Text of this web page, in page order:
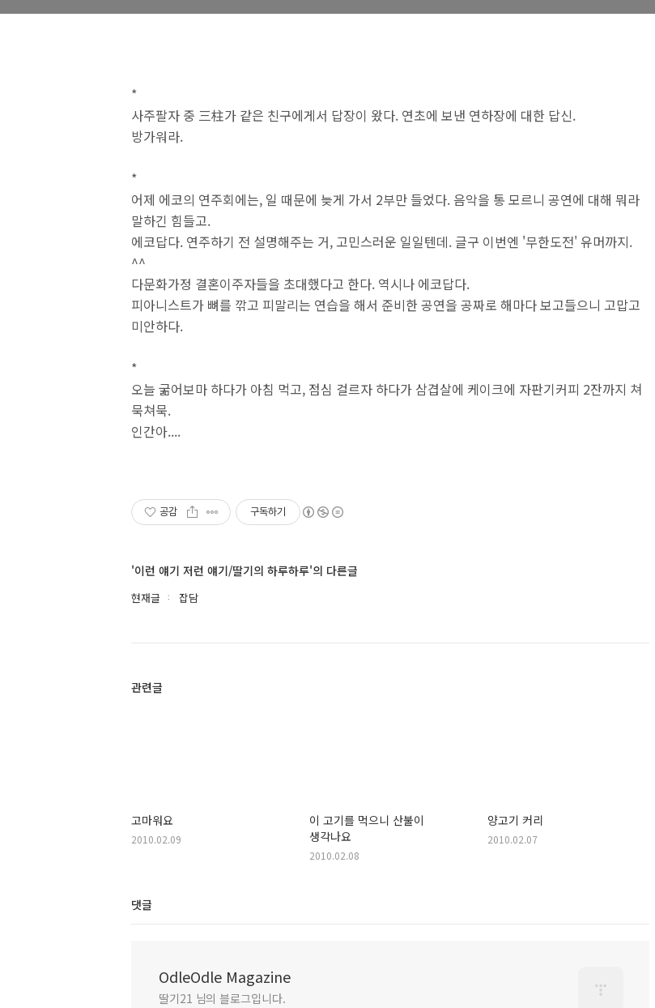
*
사주팔자 중 三柱가 같은 친구에게서 답장이 왔다. 연초에 보낸 연하장에 대한 답신.
방가워라.
*
어제 에코의 연주회에는, 일 때문에 늦게 가서 2부만 들었다. 음악을 통 모르니 공연에 대해 뭐라
말하긴 힘들고.
에코답다. 연주하기 전 설명해주는 거, 고민스러운 일일텐데. 글구 이번엔 '무한도전' 유머까지.
^^
다문화가정 결혼이주자들을 초대했다고 한다. 역시나 에코답다.
피아니스트가 뼈를 깎고 피말리는 연습을 해서 준비한 공연을 공짜로 해마다 보고들으니 고맙고
미안하다.
*
오늘 굶어보마 하다가 아침 먹고, 점심 걸르자 하다가 삼겹살에 케이크에 자판기커피 2잔까지 쳐
묵쳐묵.
인간아....
공감 구독하기
'이런 얘기 저런 얘기/딸기의 하루하루'의 다른글
현재글 잡담
관련글
고마워요
2010.02.09
이 고기를 먹으니 산불이
생각나요
2010.02.08
양고기 커리
2010.02.07
댓글
OdleOdle Magazine
딸기21 님의 블로그입니다.